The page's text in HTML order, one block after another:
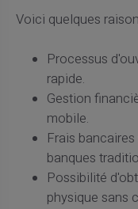
Voici quelques
Processus
rapide.
Gestion
mobile.
Frais
banques
Possibilité
physique sans